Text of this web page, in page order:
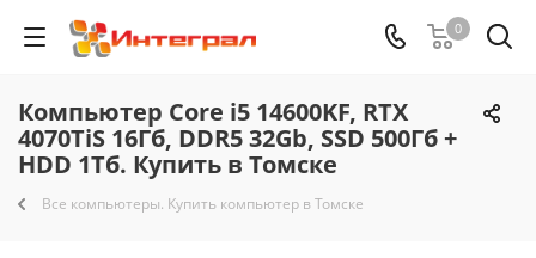
0
Компьютер Core i5 14600KF, RTX
4070TiS 16Гб, DDR5 32Gb, SSD 500Гб +
HDD 1Тб. Купить в Томске
Все компьютеры. Купить компьютер в Томске